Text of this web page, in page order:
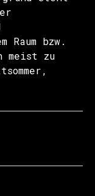
bzw.
meist zu